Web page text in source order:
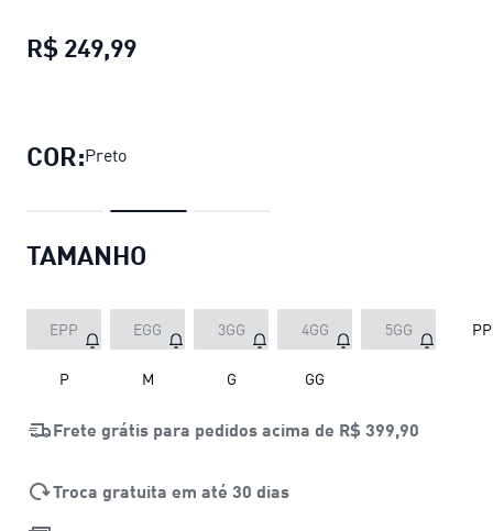
R$ 249,99
COR:Preto
TAMANHO
EPP EGG 3GG 4GG 5GG PP
P M G GG
Frete grátis para pedidos acima de R$ 399,90
Troca gratuita em até 30 dias